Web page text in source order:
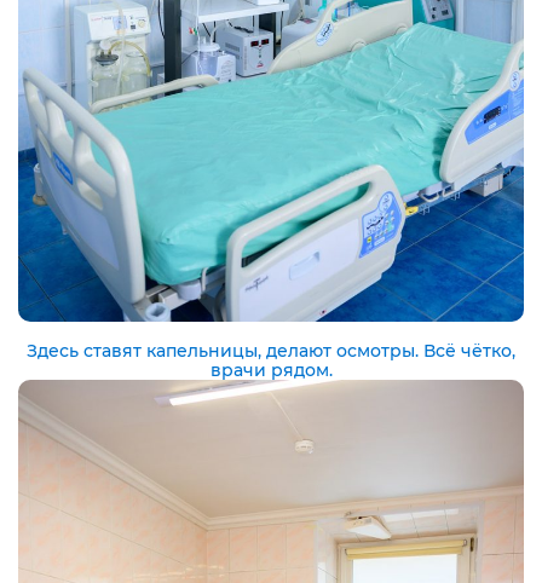
Здесь ставят капельницы, делают осмотры. Всё чётко,
врачи рядом.